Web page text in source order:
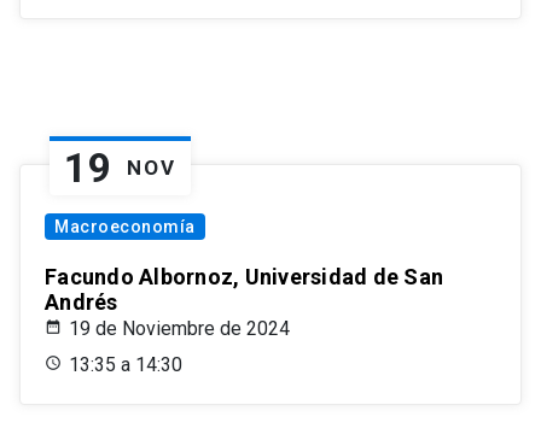
19 NOV
Macroeconomía
Facundo Albornoz, Universidad de San
Andrés
19 de Noviembre de 2024
13:35 a 14:30